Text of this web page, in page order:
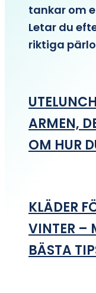
tankar om
Letar du
riktiga
ARMEN,
OM HUR
KLÄDER
VINTER –
BÄSTA